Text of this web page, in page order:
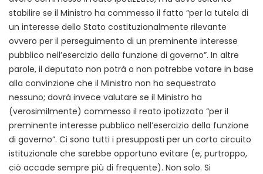
stabilire se il Ministro ha commesso il fatto “per la tutela di
un interesse dello Stato costituzionalmente rilevante
ovvero per il perseguimento di un preminente interesse
pubblico nell’esercizio della funzione di governo”. In altre
parole, il deputato non potrà o non potrebbe votare in base
alla convinzione che il Ministro non ha sequestrato
nessuno; dovrà invece valutare se il Ministro ha
(verosimilmente) commesso il reato ipotizzato “per il
preminente interesse pubblico nell’esercizio della funzione
di governo”. Ci sono tutti i presupposti per un corto circuito
istituzionale che sarebbe opportuno evitare (e, purtroppo,
ciò accade sempre più di frequente). Non solo. Si